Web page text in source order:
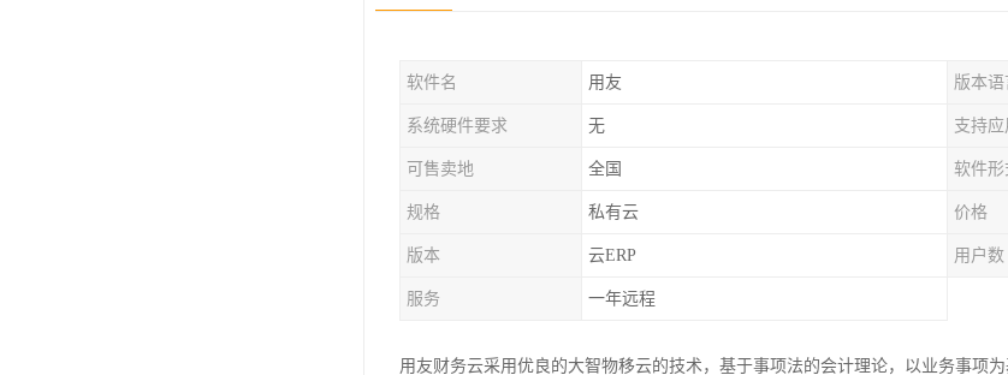
软件名 用友 版本语
系统硬件要求 无 支持应
可售卖地 全国 软件形
规格 私有云 价格
版本 云ERP 用户数
服务 一年远程
用友财务云采用优良的大智物移云的技术，基于事项法的会计理论，以业务事项